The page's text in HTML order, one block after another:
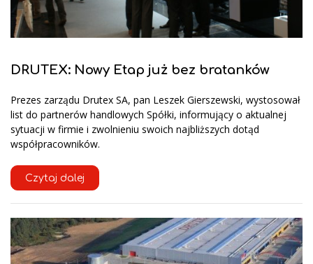
DRUTEX: Nowy Etap już bez bratanków
Prezes zarządu Drutex SA, pan Leszek Gierszewski, wystosował
list do partnerów handlowych Spółki, informujący o aktualnej
sytuacji w firmie i zwolnieniu swoich najbliższych dotąd
współpracowników.
Czytaj dalej